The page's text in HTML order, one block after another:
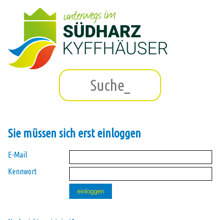
Sie müssen sich erst einloggen
E-Mail
Kennwort
einloggen